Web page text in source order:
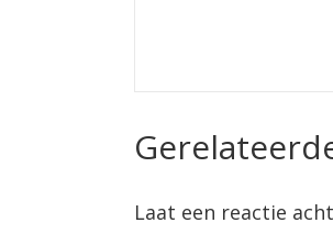
Laat een reactie